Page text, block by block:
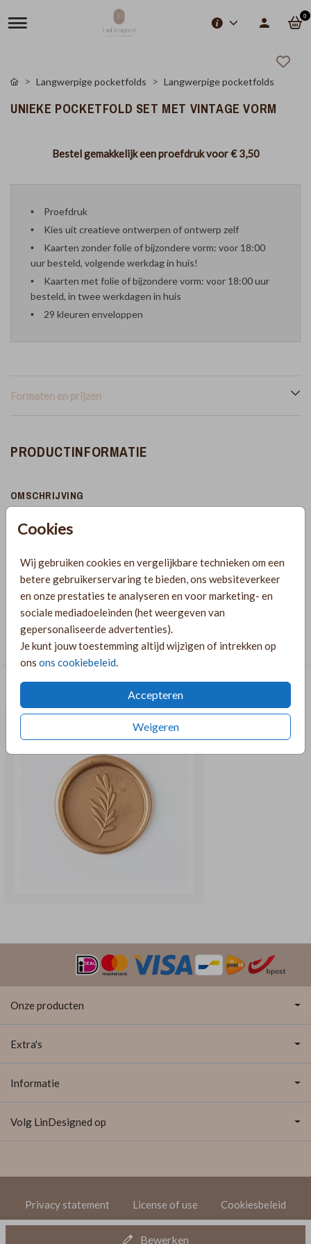
0
Cookies
Wij gebruiken cookies en vergelijkbare technieken om een
betere gebruikerservaring te bieden, ons websiteverkeer
en onze prestaties te analyseren en voor marketing- en
sociale mediadoeleinden (het weergeven van
gepersonaliseerde advertenties).
Je kunt jouw toestemming altijd wijzigen of intrekken op
ons ons cookiebeleid
Accepteren
Weigeren
Langwerpige pocketfolds Langwerpige pocketfolds
UNIEKE POCKETFOLD SET MET VINTAGE VORM
Bestel gemakkelijk een proefdruk voor€ 3,50
Proefdruk
Kies uit creatieve ontwerpen of ontwerp zelf
Kaarten zonder folie of bijzondere vorm: voor 18:00
uur besteld, volgende werkdag in huis!
Kaarten met folie of bijzondere vorm: voor 18:00 uur
besteld, in twee werkdagen in huis
29 kleuren enveloppen
Formaten en prijzen
PRODUCTINFORMATIE
OMSCHRIJVING
bordeaux. De kaart is voorzien van goudfolie en in het
een tassel kunt bevestigen. Bestel deze pocketfold set met
een envelop in het formaat 13x20.
Toon meer
COLLECTIE
Langwerpige pocketfolds
RECOMMENDATIONS CROSS_SELL
Bewerken
Onze producten
Extra's
Informatie
Volg LinDesigned op
Privacy statement License of use Cookiesbeleid
© 2020 LinDesigned